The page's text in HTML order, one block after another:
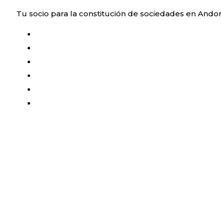
Saltar
contenido
Tu socio para la constitución de sociedades en